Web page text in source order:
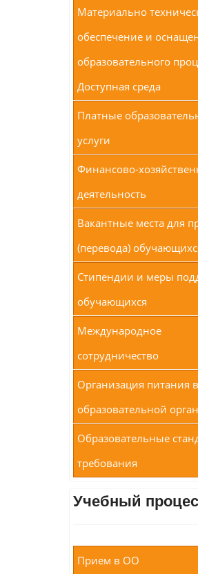
Материально
обеспечение и
образовательного
Доступная среда
Платные
услуги
Финансово-
деятельность
Вакантные места для
(перевода)
Стипендии и меры
обучающихся
Международное
сотрудничество
Организация питания в
образовательной
Образовательные
требования
Учебный
Прием в ОО